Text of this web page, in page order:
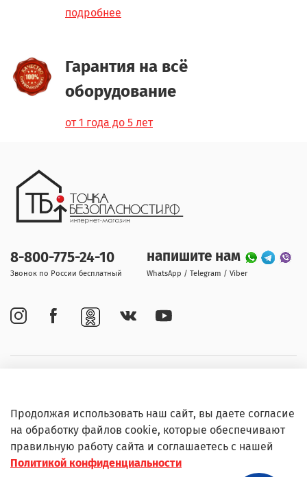
подробнее
Гарантия на всё
оборудование
от 1 года до 5 лет
Информация
8-800-775-24-10
Звонок по России бесплатный
напишите нам
WhatsApp / Telegram / Viber
Продолжая использовать наш сайт, вы даете согласие
на обработку файлов cookie, которые обеспечивают
правильную работу сайта и соглашаетесь с нашей
Политикой конфиденциальности